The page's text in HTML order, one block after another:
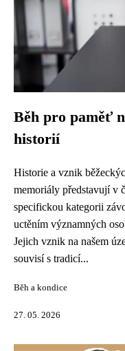
Běh pro paměť
historií
Historie a vznik
memoriály představují v
specifickou kategorii
uctěním významných
Jejich vznik na našem
souvisí s tradicí...
Běh a kondice
27. 05. 2026